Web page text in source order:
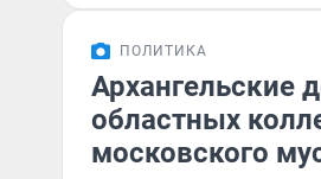
ПОЛИТИКА
Архангельские
областных
московского